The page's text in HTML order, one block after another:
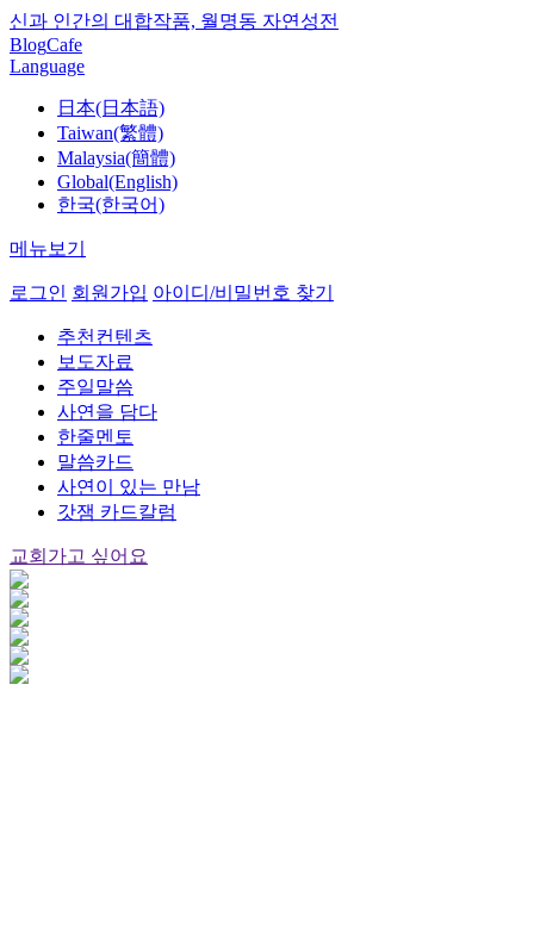
신과 인간의 대합작품, 월명동 자연성전
BlogCafe
Language
日本(日本語)
Taiwan(繁體)
Malaysia(簡體)
Global(English)
한국(한국어)
메뉴보기
로그인 회원가입 아이디/비밀번호 찾기
추천컨텐츠
보도자료
주일말씀
사연을 담다
한줄멘토
말씀카드
사연이 있는 만남
갓잼 카드칼럼
교회가고 싶어요